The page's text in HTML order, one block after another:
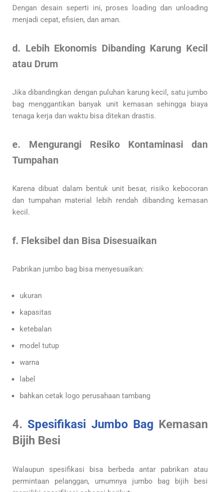
Dengan desain seperti ini, proses loading dan unloading
menjadi cepat, efisien, dan aman.
d. Lebih Ekonomis Dibanding Karung Kecil
atau Drum
Jika dibandingkan dengan puluhan karung kecil, satu jumbo
bag menggantikan banyak unit kemasan sehingga biaya
tenaga kerja dan waktu bisa ditekan drastis.
e. Mengurangi Resiko Kontaminasi dan
Tumpahan
Karena dibuat dalam bentuk unit besar, risiko kebocoran
dan tumpahan material lebih rendah dibanding kemasan
kecil.
f. Fleksibel dan Bisa Disesuaikan
Pabrikan jumbo bag bisa menyesuaikan:
ukuran
kapasitas
ketebalan
model tutup
warna
label
bahkan cetak logo perusahaan tambang
4.Spesifikasi Jumbo Bag Kemasan
Bijih Besi
Walaupun spesifikasi bisa berbeda antar pabrikan atau
permintaan pelanggan, umumnya jumbo bag bijih besi